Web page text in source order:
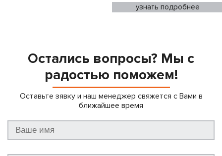
узнать подробнее
Остались вопросы? Мы с
радостью поможем!
Оставьте зявку и наш менеджер свяжется с Вами в
ближайшее время